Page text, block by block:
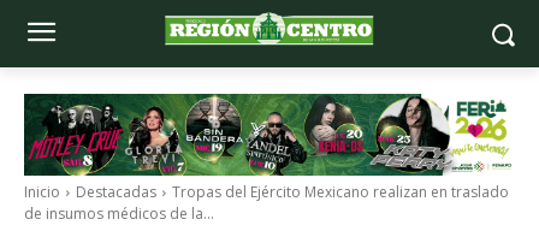
Inicio Destacadas
Tropas del Ejército Mexicano realizan en traslado
de insumos médicos de la...